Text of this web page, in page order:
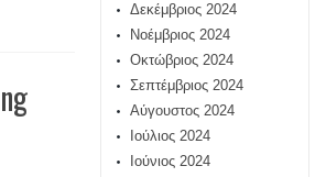
Δεκέμβριος 2024
Νοέμβριος 2024
Οκτώβριος 2024
Σεπτέμβριος 2024
Αύγουστος 2024
Ιούλιος 2024
Ιούνιος 2024